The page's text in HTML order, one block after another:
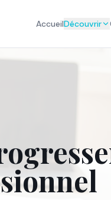
AccueilDécouvrir